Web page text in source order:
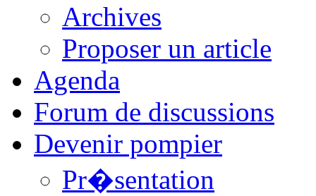
Archives
Proposer un article
Agenda
Forum de discussions
Devenir pompier
Pr�sentation